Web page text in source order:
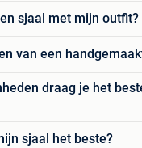
sjaal met mijn outfit?
van een
draag je het
sjaal het beste?